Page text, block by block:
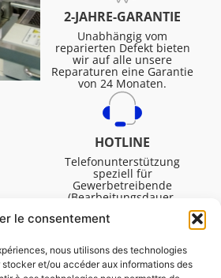
le consentement
nous utilisons des technologies
et/ou accéder aux informations des
2-JAHRE-GARANTIE
Unabhängig vom
reparierten Defekt bieten
wir auf alle unsere
Reparaturen eine Garantie
von 24 Monaten.
HOTLINE
Telefonunterstützung
speziell für
Gewerbetreibende
(Bearbeitungsdauer,
technische Assistenz usw.).
Montag bis Freitag von